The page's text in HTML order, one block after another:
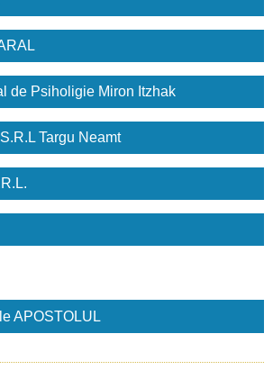
de Psiholigie Miron Itzhak
Targu Neamt
APOSTOLUL